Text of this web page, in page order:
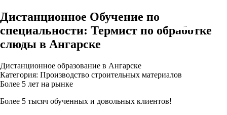
Дистанционное Обучение по
специальности: Термист по обработке
слюды в Ангарске
Дистанционное образование в Ангарске
Категория: Производство строительных материалов
Более 5 лет на рынке
Более 5 тысяч обученных и довольных клиентов!